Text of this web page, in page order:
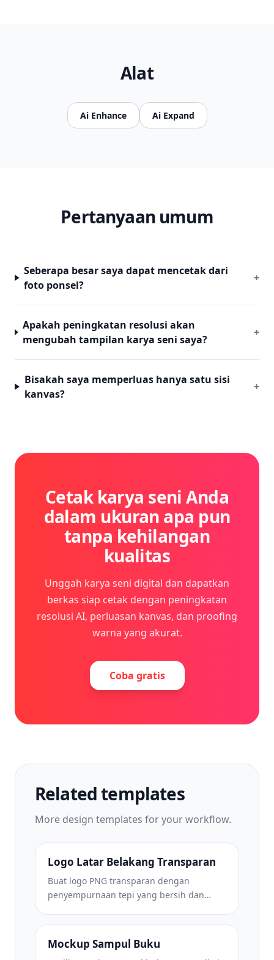
Alat
Ai Enhance Ai Expand
Pertanyaan umum
Seberapa besar saya dapat mencetak dari
foto ponsel?
+
Apakah peningkatan resolusi akan
mengubah tampilan karya seni saya?
+
Bisakah saya memperluas hanya satu sisi
kanvas?
+
Cetak karya seni Anda
dalam ukuran apa pun
tanpa kehilangan
kualitas
Unggah karya seni digital dan dapatkan
berkas siap cetak dengan peningkatan
resolusi AI, perluasan kanvas, dan proofing
warna yang akurat.
Coba gratis
Related templates
More design templates for your workflow.
Logo Latar Belakang Transparan
Buat logo PNG transparan dengan
penyempurnaan tepi yang bersih dan
media cetak, media sosial, dan aplikasi.
Bekerja pada foto logo cetak dan file
digital.
Mockup Sampul Buku